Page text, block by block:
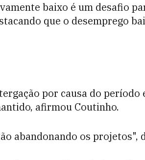
baixo é um desafio
que o desemprego
por causa do
afirmou Coutinho.
abandonando os projetos",